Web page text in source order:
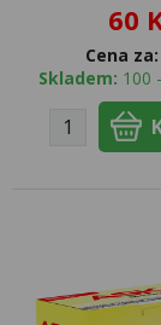
60
Cena za:
Skladem: 100